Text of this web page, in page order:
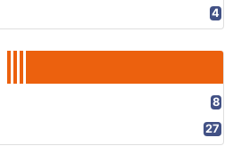
4
8
27